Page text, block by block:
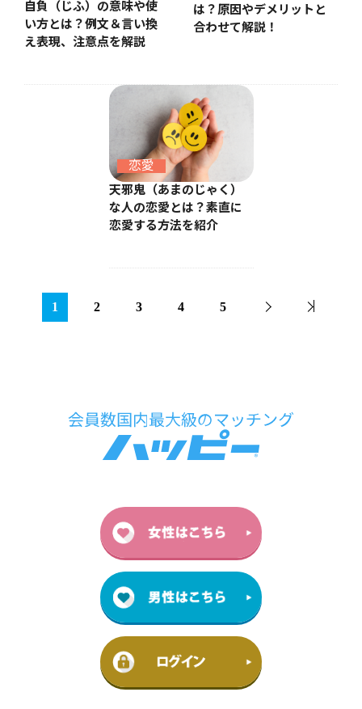
自負（じふ）の意味や使
い方とは？例文＆言い換
え表現、注意点を解説
は？原因やデメリットと
合わせて解説！
恋愛
天邪鬼（あまのじゃく）
な人の恋愛とは？素直に
恋愛する方法を紹介
1 2 3 4 5